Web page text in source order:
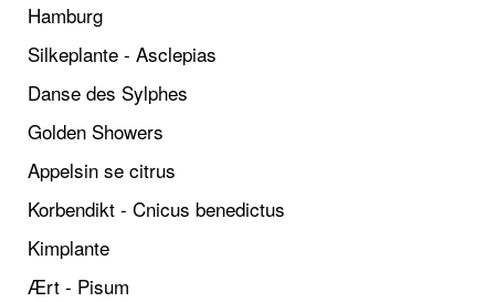
Hamburg
Silkeplante - Asclepias
Danse des Sylphes
Golden Showers
Appelsin se citrus
Korbendikt - Cnicus benedictus
Kimplante
Ært - Pisum